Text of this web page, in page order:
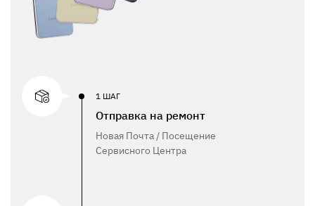
1 ШАГ
Отправка на ремонт
Новая Почта / Посещение
Сервисного Центра